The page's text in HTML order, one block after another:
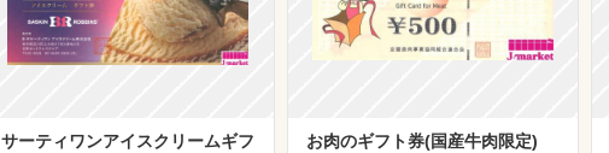
サーティワンアイスクリームギフ
お肉のギフト券(国産牛肉限定)